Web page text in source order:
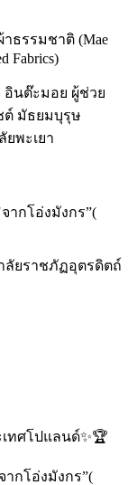
ธรรมชาติ (Mae
Fabrics)
นต๊ะมอย ผู้ช่วย
ต์ มัธยมบุรุษ
พะเยา
ากโอ่งมังกร”(
ยราชภัฏอุตรดิตถ์
เทศโปแลนด์✨️🏆
กโอ่งมังกร”(